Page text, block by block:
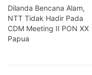
Dilanda Bencana Alam,
NTT Tidak Hadir Pada
CDM Meeting II PON XX
Papua